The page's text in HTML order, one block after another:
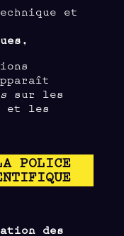
et
,
sur les
et les
POLICE
des